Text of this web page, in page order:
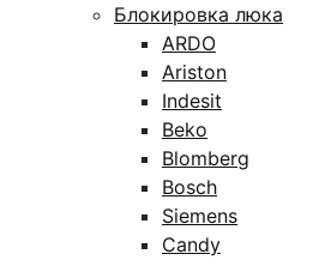
Блокировка люка
ARDO
Ariston
Indesit
Beko
Blomberg
Bosch
Siemens
Candy